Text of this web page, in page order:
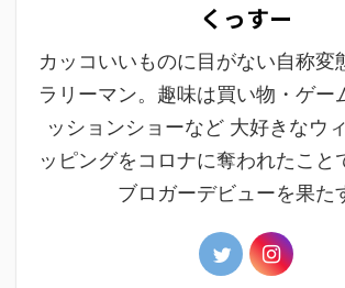
くっすー
カッコいいものに目がない自称変
ラリーマン。趣味は買い物・ゲー
ッションショーなど 大好きなウ
ッピングをコロナに奪われたこと
ブロガーデビューを果た